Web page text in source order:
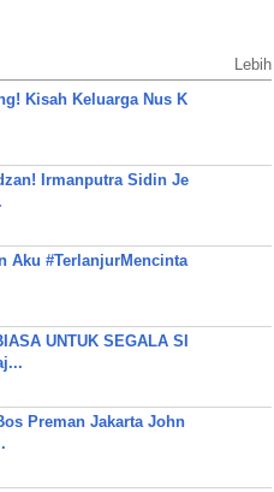
Lebih
Kisah Keluarga Nus K
Irmanputra Sidin Je
Aku #TerlanjurMencinta
UNTUK SEGALA SI
Preman Jakarta John